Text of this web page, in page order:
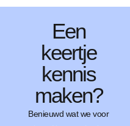
Een
keertje
kennis
maken?
Benieuwd wat we voor